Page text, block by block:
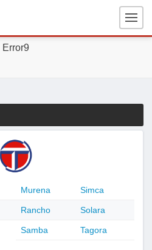
Error9
Murena
Rancho
Samba
Simca
Solara
Tagora